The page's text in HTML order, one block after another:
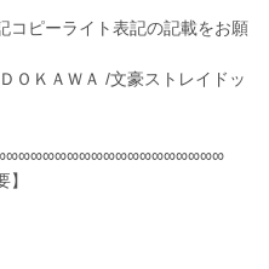
ピーライト表記の記載をお願
ＯＫＡＷＡ /文豪ストレイドッ